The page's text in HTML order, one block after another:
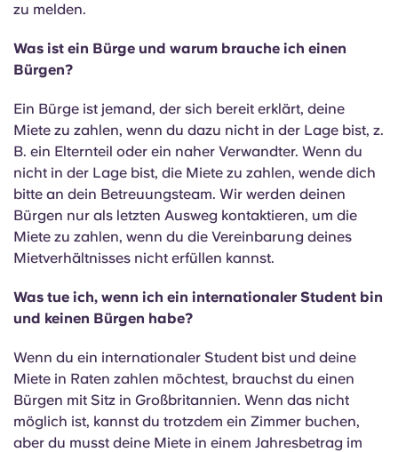
zu melden.
Was ist ein Bürge und warum brauche ich einen
Bürgen?
Ein Bürge ist jemand, der sich bereit erklärt, deine
Miete zu zahlen, wenn du dazu nicht in der Lage bist, z.
B. ein Elternteil oder ein naher Verwandter. Wenn du
nicht in der Lage bist, die Miete zu zahlen, wende dich
bitte an dein Betreuungsteam. Wir werden deinen
Bürgen nur als letzten Ausweg kontaktieren, um die
Miete zu zahlen, wenn du die Vereinbarung deines
Mietverhältnisses nicht erfüllen kannst.
Was tue ich, wenn ich ein internationaler Student bin
und keinen Bürgen habe?
Wenn du ein internationaler Student bist und deine
Miete in Raten zahlen möchtest, brauchst du einen
Bürgen mit Sitz in Großbritannien. Wenn das nicht
möglich ist, kannst du trotzdem ein Zimmer buchen,
aber du musst deine Miete in einem Jahresbetrag im